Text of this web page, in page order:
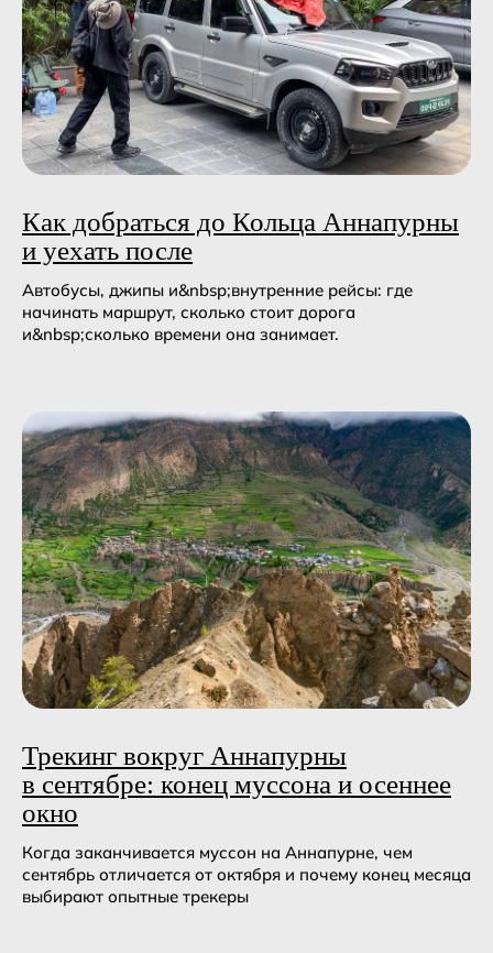
Как добраться до Кольца Аннапурны
и уехать после
Автобусы, джипы и&nbsp;внутренние рейсы: где
начинать маршрут, сколько стоит дорога
и&nbsp;сколько времени она занимает.
Трекинг вокруг Аннапурны
в сентябре: конец муссона и осеннее
окно
Когда заканчивается муссон на Аннапурне, чем
сентябрь отличается от октября и почему конец месяца
выбирают опытные трекеры